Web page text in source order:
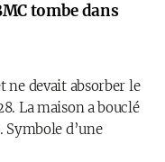
tombe dans
ne devait absorber le
La maison a bouclé
Symbole d’une